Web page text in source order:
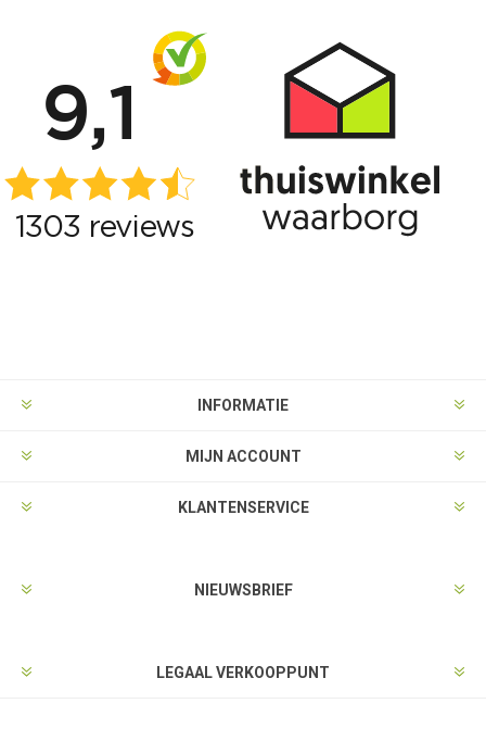
INFORMATIE
MIJN ACCOUNT
KLANTENSERVICE
NIEUWSBRIEF
LEGAAL VERKOOPPUNT